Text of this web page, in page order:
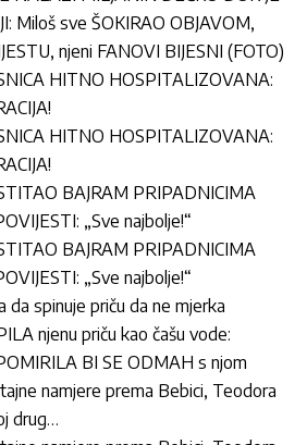
Miloš sve ŠOKIRAO OBJAVOM,
njeni FANOVI BIJESNI (FOTO)
HITNO HOSPITALIZOVANA:
HITNO HOSPITALIZOVANA:
BAJRAM PRIPADNICIMA
„Sve najbolje!“
BAJRAM PRIPADNICIMA
„Sve najbolje!“
da spinuje priču da ne mjerka
njenu priču kao čašu vode:
BI SE ODMAH s njom
namjere prema Bebici, Teodora
drug…